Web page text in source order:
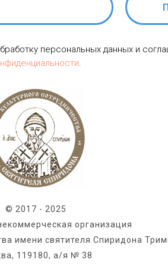
персональных данных и
.
© 2017 - 2025
организация
имени святителя Спиридона
119180, а/я № 38